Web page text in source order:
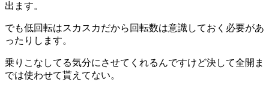
出ます。
でも低回転はスカスカだから回転数は意識しておく必要があ
ったりします。
乗りこなしてる気分にさせてくれるんですけど決して全開ま
では使わせて貰えてない。